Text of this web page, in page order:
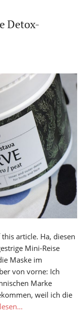
Detox-
article. Ha, diesen
Mini-Reise
Maske im
von vorne: Ich
Marke
weil ich die